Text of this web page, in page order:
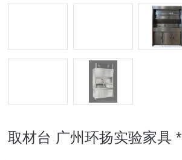
取材台 广州环扬实验家具 *